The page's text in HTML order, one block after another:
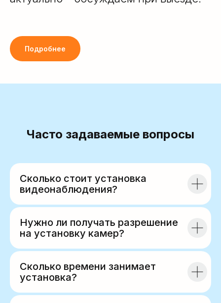
Подробнее
Часто задаваемые вопросы
Сколько стоит установка
видеонаблюдения?
Нужно ли получать разрешение
на установку камер?
Сколько времени занимает
установка?